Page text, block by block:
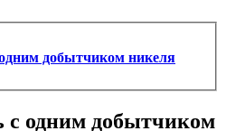
одним добытчиком никеля
с одним добытчиком